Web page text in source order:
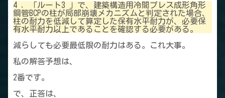
4 ．「ルート3 」で、建築構造用冷間プレス成形角形
鋼管BCPの柱が局部崩壊メカニズムと判定された場合、
柱の耐力を低減して算定した保有水平耐力が、必要保
有水平耐力以上であることを確認する必要がある。
減らしても必要最低限の耐力はある。これ大事。
私の解答予想は、
2番です。
で、正答は、